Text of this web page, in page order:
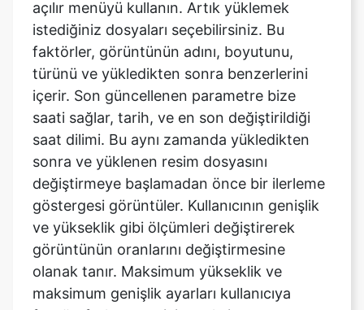
türünü ve yükledikten sonra benzerlerini
içerir. Son güncellenen parametre bize
saati sağlar, tarih, ve en son değiştirildiği
saat dilimi. Bu aynı zamanda yükledikten
sonra ve yüklenen resim dosyasını
değiştirmeye başlamadan önce bir ilerleme
göstergesi görüntüler. Kullanıcının genişlik
ve yükseklik gibi ölçümleri değiştirerek
görüntünün oranlarını değiştirmesine
olanak tanır. Maksimum yükseklik ve
maksimum genişlik ayarları kullanıcıya
fotoğraf sıkıştırma için maksimum sınır
verir. Min-width ve min-height
parametreleri kullanıcıya fotoğraf sıkıştırma